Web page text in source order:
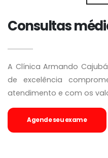
Consultas
A Clínica Armando
de excelência
atendimento e com os
Agende seu exame